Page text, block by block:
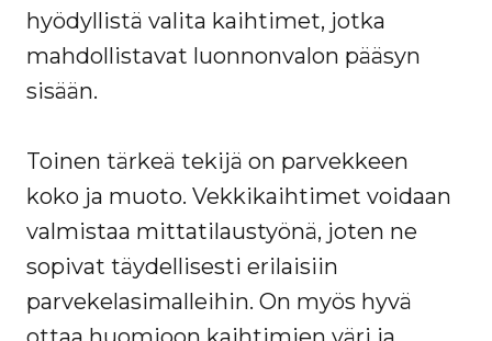
hyödyllistä valita kaihtimet, jotka
mahdollistavat luonnonvalon pääsyn
sisään.
Toinen tärkeä tekijä on parvekkeen
koko ja muoto. Vekkikaihtimet voidaan
valmistaa mittatilaustyönä, joten ne
sopivat täydellisesti erilaisiin
parvekelasimalleihin. On myös hyvä